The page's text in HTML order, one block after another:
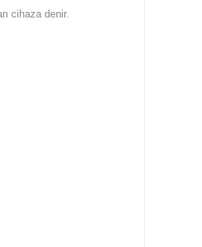
cihaza denir.